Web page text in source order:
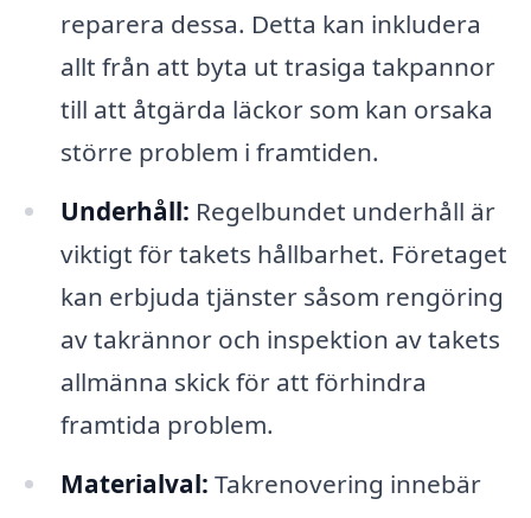
reparera dessa. Detta kan inkludera
allt från att byta ut trasiga takpannor
till att åtgärda läckor som kan orsaka
större problem i framtiden.
Underhåll: Regelbundet underhåll är
viktigt för takets hållbarhet. Företaget
kan erbjuda tjänster såsom rengöring
av takrännor och inspektion av takets
allmänna skick för att förhindra
framtida problem.
Materialval: Takrenovering innebär